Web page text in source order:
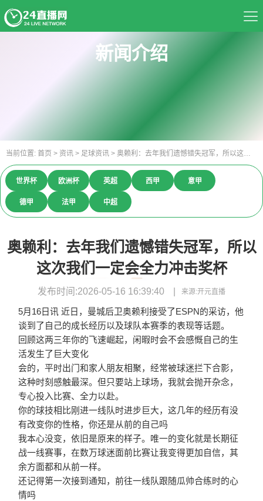
首页
资讯
热门球队
推荐录像
新闻介绍
当前位置: 首页 > 资讯 > 足球资讯 > 奥赖利：去年我们遗憾错失冠军，所以这次我们一定会全力冲击奖杯
世界杯 欧洲杯 英超 西甲 意甲
德甲 法甲 中超
奥赖利：去年我们遗憾错失冠军，所以
这次我们一定会全力冲击奖杯
发布时间:2026-05-16 16:39:40 来源:开元直播
5月16日讯 近日，曼城后卫奥赖利接受了ESPN的采访，他
谈到了自己的成长经历以及球队本赛季的表现等话题。
回顾这两三年你的飞速崛起，闲暇时会不会感慨自己的生
活发生了巨大变化
会的，平时出门和家人朋友相聚，经常被球迷拦下合影，
这种时刻感触最深。但只要站上球场，我就会抛开杂念，
专心投入比赛、全力以赴。
你的球技相比刚进一线队时进步巨大，这几年的经历有没
有改变你的性格，你还是从前的自己吗
我本心没变，依旧是原来的样子。唯一的变化就是长期征
战一线赛事，在数万球迷面前比赛让我变得更加自信，其
余方面都和从前一样。
还记得第一次接到通知，前往一线队跟随瓜帅合练时的心
情吗